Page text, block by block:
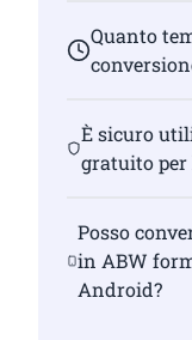
Quanto
È sicuro
gratuito per
Posso
in ABW
Android?